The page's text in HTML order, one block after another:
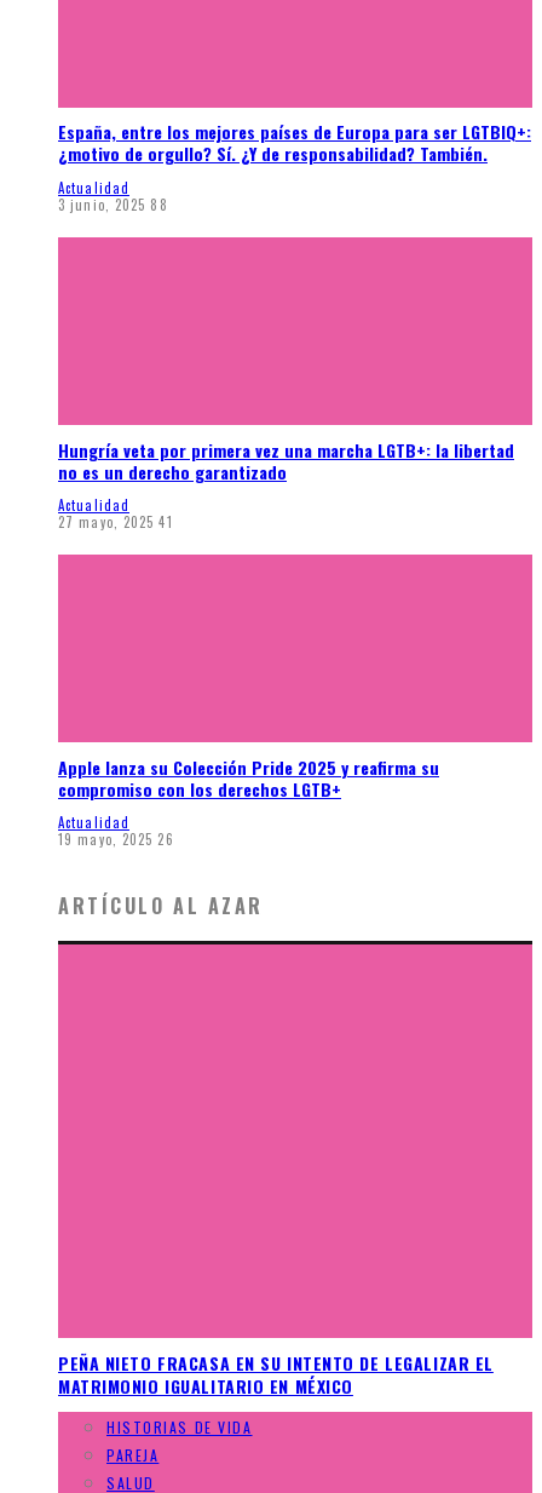
España, entre los mejores países de Europa para ser LGTBIQ+:
¿motivo de orgullo? Sí. ¿Y de responsabilidad? También.
Actualidad
3 junio, 2025 88
Hungría veta por primera vez una marcha LGTB+: la libertad
no es un derecho garantizado
Actualidad
27 mayo, 2025 41
Apple lanza su Colección Pride 2025 y reafirma su
compromiso con los derechos LGTB+
Actualidad
19 mayo, 2025 26
ARTÍCULO AL AZAR
PEÑA NIETO FRACASA EN SU INTENTO DE LEGALIZAR EL
MATRIMONIO IGUALITARIO EN MÉXICO
HISTORIAS DE VIDA
PAREJA
SALUD